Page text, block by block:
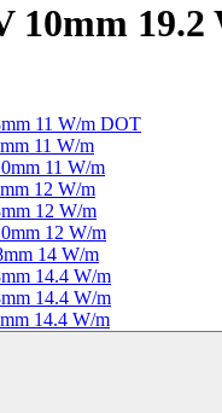
10mm 19.2
11 W/m DOT
11 W/m
11 W/m
12 W/m
12 W/m
12 W/m
14 W/m
14.4 W/m
14.4 W/m
14.4 W/m